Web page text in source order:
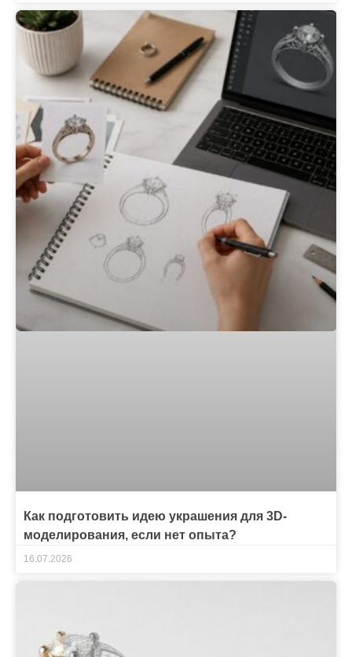
Как подготовить идею украшения для 3D-
моделирования, если нет опыта?
16.07.2026